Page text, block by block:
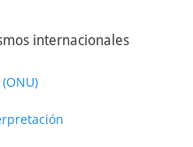
internacionales